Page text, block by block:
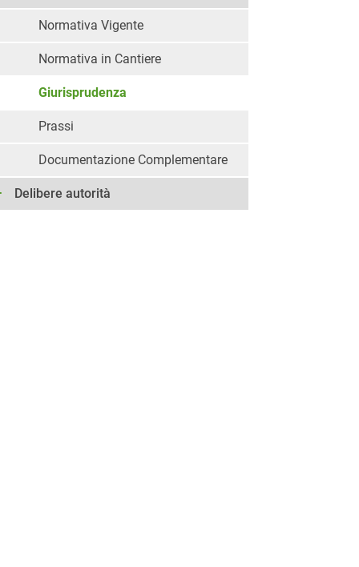
Normativa Vigente
Normativa in Cantiere
Giurisprudenza
Prassi
Documentazione Complementare
Delibere autorità